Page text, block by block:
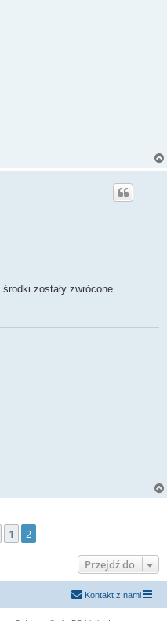
zostały zwrócone.
Poprzednia
1 2
Przejdź do
Kontakt z nami